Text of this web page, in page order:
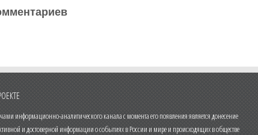
информационно-аналитического канала с момента его появления является донесение
и достоверной информации о событиях в России и мире и происходящих в обществе